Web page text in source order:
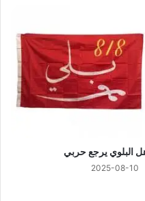
البلوي يرجع حربي
2025-08-10